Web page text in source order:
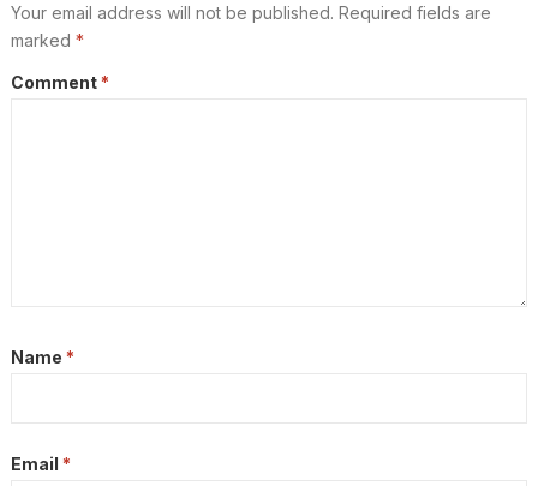
Your email address will not be published. Required fields are
marked *
Comment *
Name *
Email *